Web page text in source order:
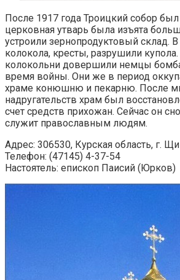
После 1917 года Троицкий собор
церковная утварь была изъята
устроили зернопродуктовый склад.
колокола, кресты, разрушили
колокольни довершили немцы
время войны. Они же в период
храме конюшню и пекарню. После
надругательств храм был
счет средств прихожан. Сейчас он
служит православным людям.
Адрес: 306530, Курская область, г.
Телефон: (47145) 4-37-54
Настоятель: епископ Паисий (Юрков)